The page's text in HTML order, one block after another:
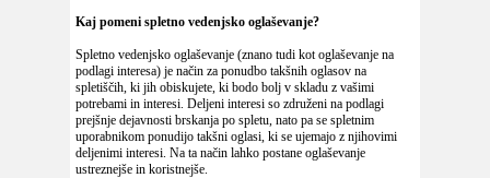
Kaj pomeni spletno vedenjsko oglaševanje?
Spletno vedenjsko oglaševanje (znano tudi kot oglaševanje na
podlagi interesa) je način za ponudbo takšnih oglasov na
spletiščih, ki jih obiskujete, ki bodo bolj v skladu z vašimi
potrebami in interesi. Deljeni interesi so združeni na podlagi
prejšnje dejavnosti brskanja po spletu, nato pa se spletnim
uporabnikom ponudijo takšni oglasi, ki se ujemajo z njihovimi
deljenimi interesi. Na ta način lahko postane oglaševanje
ustreznejše in koristnejše.